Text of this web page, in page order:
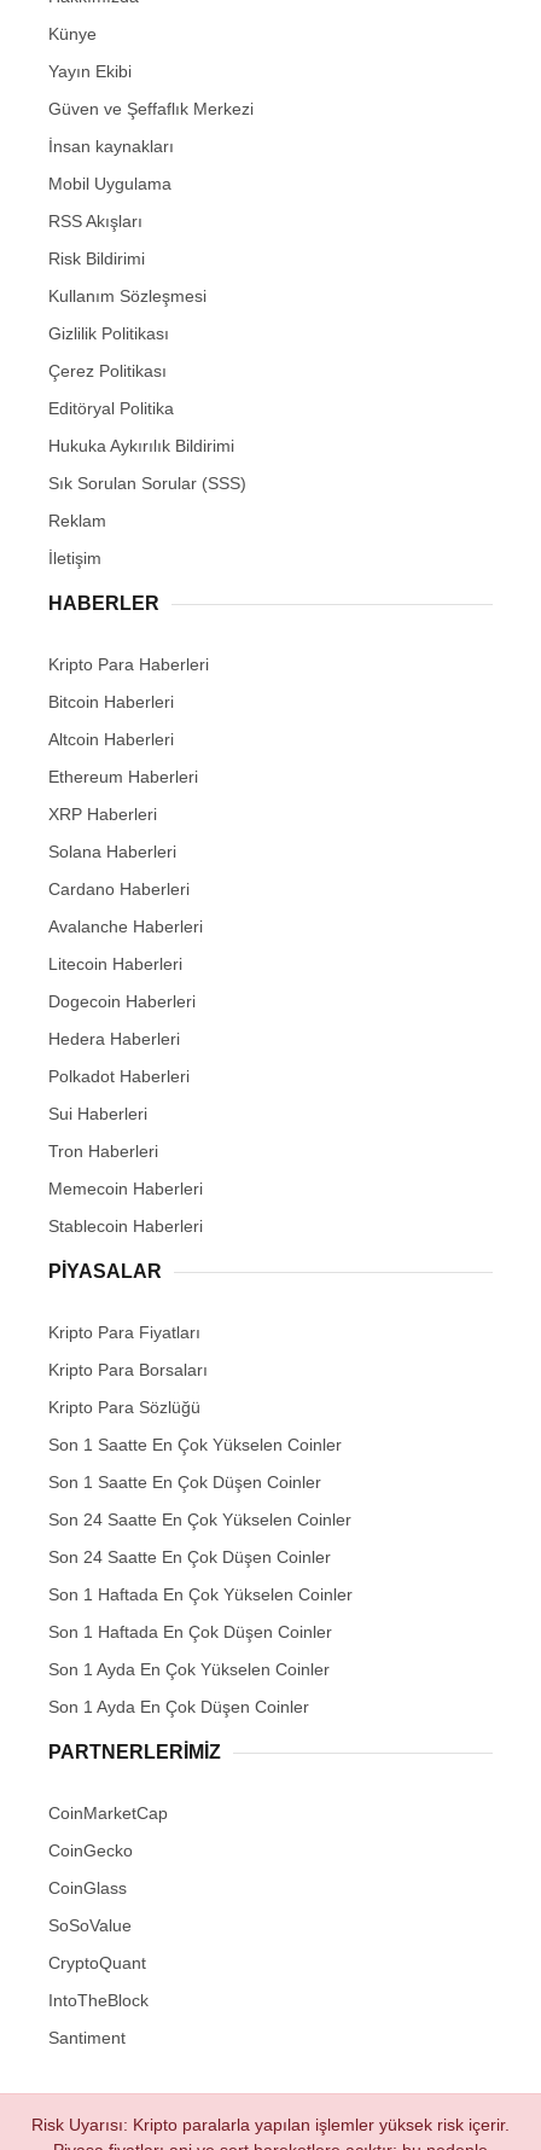
Künye
Yayın Ekibi
Güven ve Şeffaflık Merkezi
İnsan kaynakları
Mobil Uygulama
RSS Akışları
Risk Bildirimi
Kullanım Sözleşmesi
Gizlilik Politikası
Çerez Politikası
Editöryal Politika
Hukuka Aykırılık Bildirimi
Sık Sorulan Sorular (SSS)
Reklam
İletişim
HABERLER
Kripto Para Haberleri
Bitcoin Haberleri
Altcoin Haberleri
Ethereum Haberleri
XRP Haberleri
Solana Haberleri
Cardano Haberleri
Avalanche Haberleri
Litecoin Haberleri
Dogecoin Haberleri
Hedera Haberleri
Polkadot Haberleri
Sui Haberleri
Tron Haberleri
Memecoin Haberleri
Stablecoin Haberleri
PIYASALAR
Kripto Para Fiyatları
Kripto Para Borsaları
Kripto Para Sözlüğü
Son 1 Saatte En Çok Yükselen Coinler
Son 1 Saatte En Çok Düşen Coinler
Son 24 Saatte En Çok Yükselen Coinler
Son 24 Saatte En Çok Düşen Coinler
Son 1 Haftada En Çok Yükselen Coinler
Son 1 Haftada En Çok Düşen Coinler
Son 1 Ayda En Çok Yükselen Coinler
Son 1 Ayda En Çok Düşen Coinler
PARTNERLERIMIZ
CoinMarketCap
CoinGecko
CoinGlass
SoSoValue
CryptoQuant
IntoTheBlock
Santiment
Risk Uyarısı: Kripto paralarla yapılan işlemler yüksek risk içerir.